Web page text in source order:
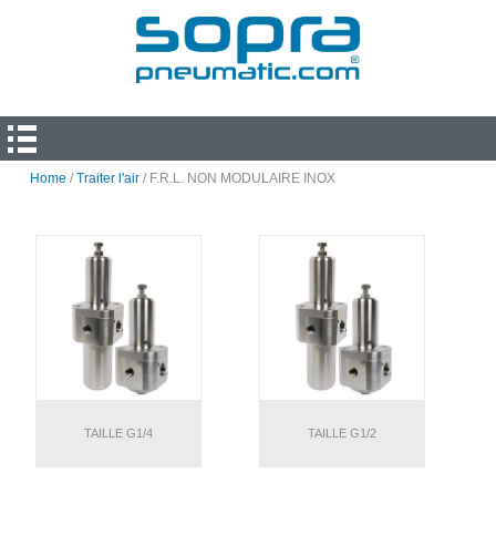
Home /Traiter l'air / F.R.L. NON MODULAIRE INOX
TAILLE G1/4 TAILLE G1/2